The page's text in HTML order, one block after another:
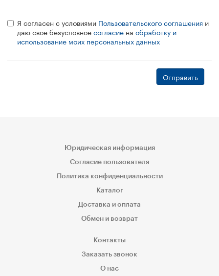
Я согласен с условиями Пользовательского соглашения и
даю свое безусловноесогласие на обработку и
использование моих персональных данных
Отправить
Юридическая информация
Согласие пользователя
Политика конфиденциальности
Каталог
Доставка и оплата
Обмен и возврат
Контакты
Заказать звонок
О нас